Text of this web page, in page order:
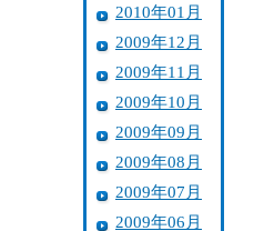
2010年01月
2009年12月
2009年11月
2009年10月
2009年09月
2009年08月
2009年07月
2009年06月